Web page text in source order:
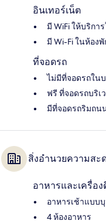
อินเทอร์เน็ต
มี WiFi ให้บริกา
มี Wi-Fi ในห้อง
ที่จอดรถ
ไม่มีที่จอดรถใน
ฟรี ที่จอดรถบริเ
มีที่จอดรถริมถน
สิ่งอำนวยความสะ
อาหารและเครื่อง
อาหารเช้าแบบ
4 ห้องอาหาร